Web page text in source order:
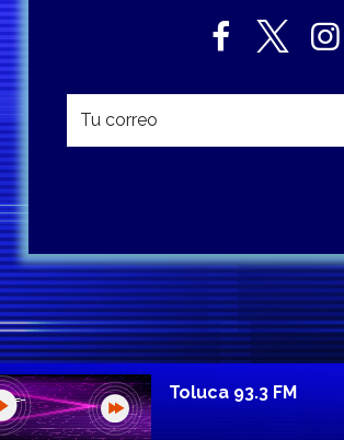
Toluca 93.3 FM